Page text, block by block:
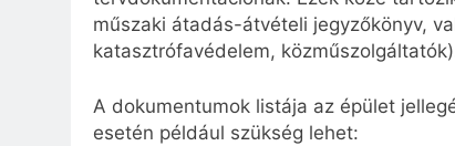
műszaki átadás-átvételi jegyzőkönyv,
katasztrófavédelem,
A dokumentumok listája az épület
esetén például szükség lehet: